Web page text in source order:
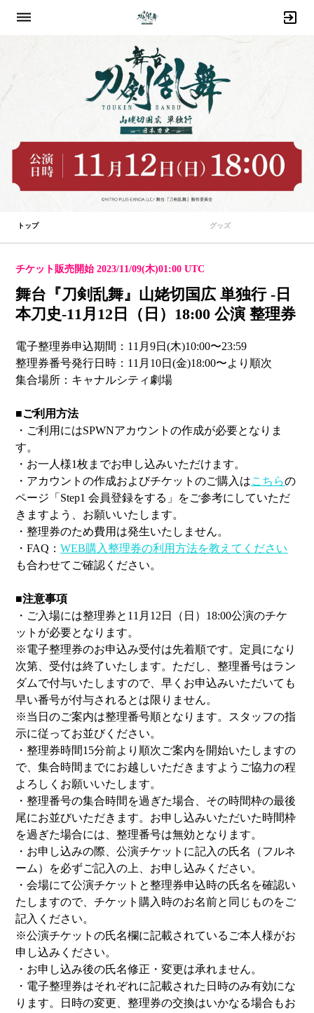
トップ グッズ
チケット販売開始 2023/11/09(木)01:00 UTC
舞台『刀剣乱舞』山姥切国広 単独行 -日
本刀史-11月12日（日）18:00 公演 整理券
電子整理券申込期間：11月9日(木)10:00〜23:59
整理券番号発行日時：11月10日(金)18:00〜より順次
集合場所：キャナルシティ劇場
■ご利用方法
・ご利用にはSPWNアカウントの作成が必要となりま
す。
・お一人様1枚までお申し込みいただけます。
・アカウントの作成およびチケットのご購入はこちらの
ページ「Step1 会員登録をする」をご参考にしていただ
きますよう、お願いいたします。
・整理券のため費用は発生いたしません。
・FAQ：WEB購入整理券の利用方法を教えてください
も合わせてご確認ください。
■注意事項
・ご入場には整理券と11月12日（日）18:00公演のチケ
ットが必要となります。
※電子整理券のお申込み受付は先着順です。定員になり
次第、受付は終了いたします。ただし、整理番号はラン
ダムで付与いたしますので、早くお申込みいただいても
早い番号が付与されるとは限りません。
※当日のご案内は整理番号順となります。スタッフの指
示に従ってお並びください。
・整理券時間15分前より順次ご案内を開始いたしますの
で、集合時間までにお越しいただきますようご協力の程
よろしくお願いいたします。
・整理番号の集合時間を過ぎた場合、その時間枠の最後
尾にお並びいただきます。お申し込みいただいた時間枠
を過ぎた場合には、整理番号は無効となります。
・お申し込みの際、公演チケットに記入の氏名（フルネ
ーム）を必ずご記入の上、お申し込みください。
・会場にて公演チケットと整理券申込時の氏名を確認い
たしますので、チケット購入時のお名前と同じものをご
記入ください。
※公演チケットの氏名欄に記載されているご本人様がお
申し込みください。
・お申し込み後の氏名修正・変更は承れません。
・電子整理券はそれぞれに記載された日時のみ有効にな
ります。日時の変更、整理券の交換はいかなる場合もお